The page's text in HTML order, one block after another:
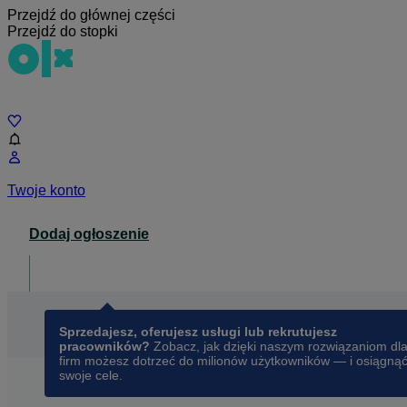
Przejdź do głównej części
Przejdź do stopki
Twoje konto
Dodaj ogłoszenie
Sprzedajesz, oferujesz usługi lub rekrutujesz
pracowników? Zobacz, jak dzięki naszym rozwiązaniom dla
firm możesz dotrzeć do milionów użytkowników — i osiągnąć
swoje cele.